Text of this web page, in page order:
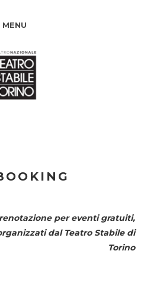
MENU
per eventi gratuiti,
dal Teatro Stabile di
Torino